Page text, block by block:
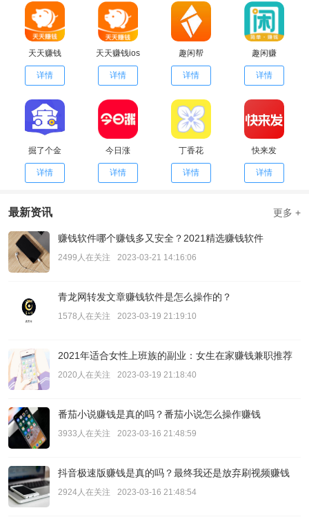
天天赚钱
详情
天天赚钱ios
详情
趣闲帮
详情
趣闲赚
详情
掘了个金
详情
今日涨
详情
丁香花
详情
快来发
详情
最新资讯 更多 +
赚钱软件哪个赚钱多又安全？2021精选赚钱软件
2499人在关注 2023-03-21 14:16:06
青龙网转发文章赚钱软件是怎么操作的？
1578人在关注 2023-03-19 21:19:10
2021年适合女性上班族的副业：女生在家赚钱兼职推荐
2020人在关注 2023-03-19 21:18:40
番茄小说赚钱是真的吗？番茄小说怎么操作赚钱
3933人在关注 2023-03-16 21:48:59
抖音极速版赚钱是真的吗？最终我还是放弃刷视频赚钱
2924人在关注 2023-03-16 21:48:54